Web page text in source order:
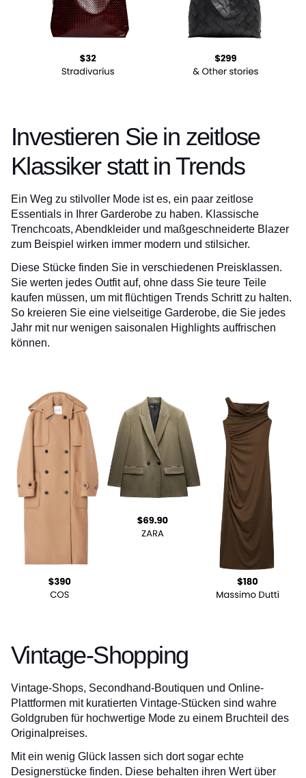
Investieren Sie in zeitlose
Klassiker statt in Trends
Ein Weg zu stilvoller Mode ist es, ein paar zeitlose
Essentials in Ihrer Garderobe zu haben. Klassische
Trenchcoats, Abendkleider und maßgeschneiderte Blazer
zum Beispiel wirken immer modern und stilsicher.
Diese Stücke finden Sie in verschiedenen Preisklassen.
Sie werten jedes Outfit auf, ohne dass Sie teure Teile
kaufen müssen, um mit flüchtigen Trends Schritt zu halten.
So kreieren Sie eine vielseitige Garderobe, die Sie jedes
Jahr mit nur wenigen saisonalen Highlights auffrischen
können.
Vintage-Shopping
Vintage-Shops, Secondhand-Boutiquen und Online-
Plattformen mit kuratierten Vintage-Stücken sind wahre
Goldgruben für hochwertige Mode zu einem Bruchteil des
Originalpreises.
Mit ein wenig Glück lassen sich dort sogar echte
Designerstücke finden. Diese behalten ihren Wert über